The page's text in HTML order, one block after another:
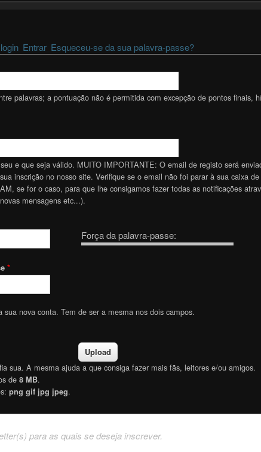
Entrar Esqueceu-se da sua palavra-passe?
palavras; a pontuação não é permitida com excepção de pontos finais,
e que seja válido. MUITO IMPORTANTE: O email de registo será
inscrição no nosso site. Verifique se o email não foi parar à sua caixa
se for o caso, para que lhe consigamos fazer todas as notificações
mensagens etc...).
Força da palavra-passe:
*
sua nova conta. Tem de ser a mesma nos dois campos.
sua. A mesma ajuda a que consiga fazer mais fãs, leitores e/ou amigos.
de 8 MB.
png gif jpg jpeg.
para as quais se deseja inscrever.